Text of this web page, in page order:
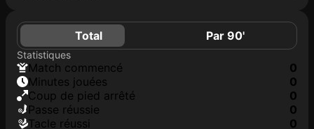
Total Par 90'
Statistiques
match commencé
0
minutes jouées
0
coup de pied arrêté
0
Passe réussie
0
tacle réussi
0